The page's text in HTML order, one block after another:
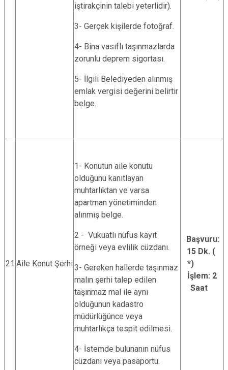
iştirakçinin talebi yeterlidir).
3- Gerçek kişilerde fotoğraf.
4- Bina vasıflı taşınmazlarda
zorunlu deprem sigortası.
5- İlgili Belediyeden alınmış
emlak vergisi değerini belirtir
belge.
21 Aile Konut Şerhi
1- Konutun aile konutu
olduğunu kanıtlayan
muhtarlıktan ve varsa
apartman yönetiminden
alınmış belge.
2 - Vukuatlı nüfus kayıt
örneği veya evlilik cüzdanı.
3- Gereken hallerde taşınmaz
malın şerhi talep edilen
taşınmaz mal ile aynı
olduğunun kadastro
müdürlüğünce veya
muhtarlıkça tespit edilmesi.
4- İstemde bulunanın nüfus
cüzdanı veya pasaportu.
Başvuru:
15 Dk. (
*)
İşlem: 2
Saat